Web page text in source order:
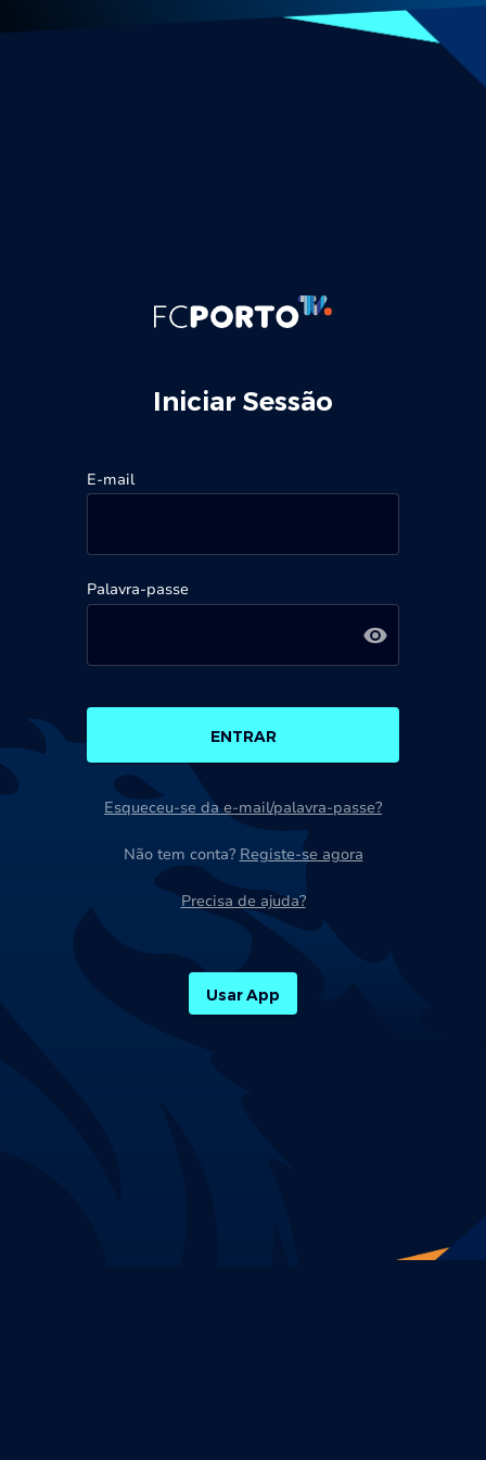
Iniciar Sessão
E-mail
Palavra-passe
ENTRAR
Esqueceu-se da e-mail/palavra-passe?
Não tem conta? Registe-se agora
Precisa de ajuda?
Usar App